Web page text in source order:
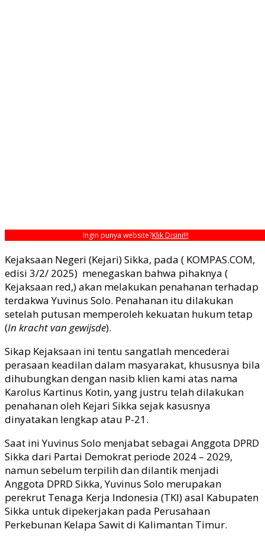
Ingin punya website?Klik Disini!!!
Kejaksaan Negeri (Kejari) Sikka, pada ( KOMPAS.COM,
edisi 3/2/ 2025) menegaskan bahwa pihaknya (
Kejaksaan red,) akan melakukan penahanan terhadap
terdakwa Yuvinus Solo. Penahanan itu dilakukan
setelah putusan memperoleh kekuatan hukum tetap
(In kracht van gewijsde).
Sikap Kejaksaan ini tentu sangatlah mencederai
perasaan keadilan dalam masyarakat, khususnya bila
dihubungkan dengan nasib klien kami atas nama
Karolus Kartinus Kotin, yang justru telah dilakukan
penahanan oleh Kejari Sikka sejak kasusnya
dinyatakan lengkap atau P-21.
Saat ini Yuvinus Solo menjabat sebagai Anggota DPRD
Sikka dari Partai Demokrat periode 2024 – 2029,
namun sebelum terpilih dan dilantik menjadi
Anggota DPRD Sikka, Yuvinus Solo merupakan
perekrut Tenaga Kerja Indonesia (TKI) asal Kabupaten
Sikka untuk dipekerjakan pada Perusahaan
Perkebunan Kelapa Sawit di Kalimantan Timur.